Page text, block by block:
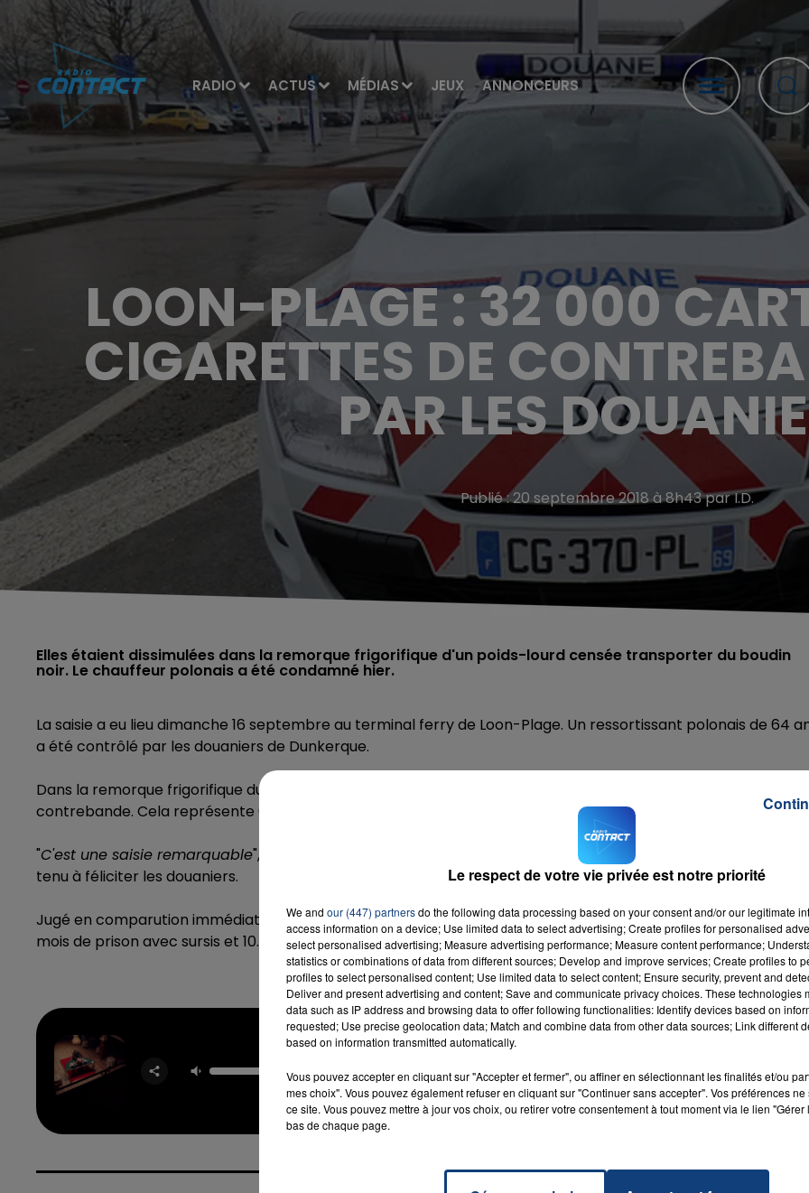
RADIO ACTUS MÉDIAS JEUX ANNONCEURS
16h00 - 20h00
LA TEAM DU WEEK-END
7h00 - 12h00
LA TEAM DU WEEK-END
LOON-PLAGE : 32 000
CIGARETTES DE
PAR LES
Publié : 20 septembre 2018 à 8h43 par I.D.
Elles étaient dissimulées dans la remorque frigorifique d'un poids-lourd censée transporter du boudin
noir. Le chauffeur polonais a été condamné hier.
La saisie a eu lieu dimanche 16 septembre au terminal ferry de Loon-Plage. Un ressortissant polonais de 64
a été contrôlé par les douaniers de Dunkerque.
Dans la remorque frigorifique du camion, ces derniers ont retrouvé 32 000 cartouches de cigarettes de
contrebande. Cela représente 6,4 tonnes de cigarettes pour une valeur de 2,1 millions d’euros
"C'est une saisie remarquable", a déclaré Gérald Darmanin, ministre de l'Action et des comptes publics, qui a
tenu à féliciter les douaniers.
Jugé en comparution immédiate hier, le chauffeur a confié qu'il était criblé de dettes. Il a été condamné à 18
mois de prison avec sursis et 10.000 euros d'amende.
TAYC
Le respect de votre vie privée est notre priorité
We and our (447) partnersdo the following data processing based on your consent and/or our legitimate
access information on a device; Use limited data to select advertising; Create profiles for personalised
select personalised advertising; Measure advertising performance; Measure content performance;
statistics or combinations of data from different sources; Develop and improve services; Create profiles to
profiles to select personalised content; Use limited data to select content; Ensure security, prevent and
Deliver and present advertising and content; Save and communicate privacy choices. These technologies
data such as IP address and browsing data to offer following functionalities: Identify devices based on
requested; Use precise geolocation data; Match and combine data from other data sources; Link different
based on information transmitted automatically.
Vous pouvez accepter en cliquant sur "Accepter et fermer", ou affiner en sélectionnant les finalités et/ou
mes choix". Vous pouvez également refuser en cliquant sur "Continuer sans accepter". Vos préférences
ce site. Vous pouvez mettre à jour vos choix, ou retirer votre consentement à tout moment via le lien
bas de chaque page.